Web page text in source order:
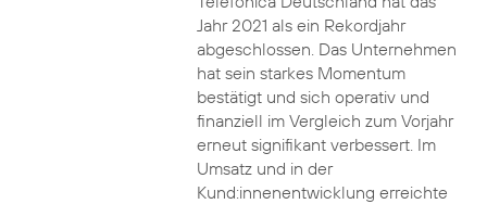
Jahr 2021 als ein Rekordjahr
abgeschlossen. Das Unternehmen
hat sein starkes Momentum
bestätigt und sich operativ und
finanziell im Vergleich zum Vorjahr
erneut signifikant verbessert. Im
Umsatz und in der
Kund:innenentwicklung erreichte